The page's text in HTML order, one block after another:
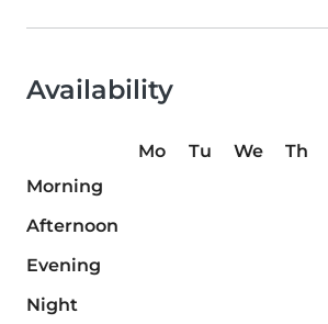
Availability
Mo Tu We Th
Morning
Afternoon
Evening
Night